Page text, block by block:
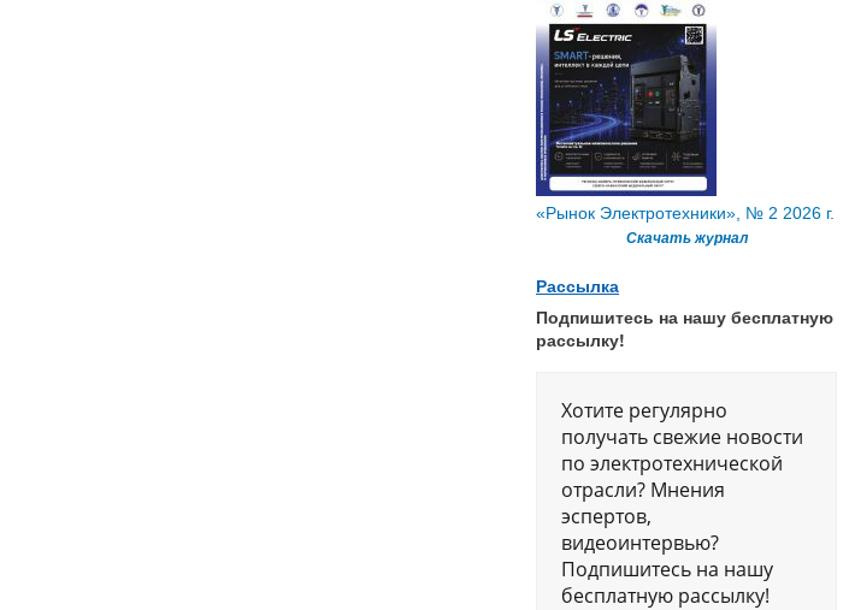
«Рынок Электротехники», № 2 2026 г.
Скачать журнал
Рассылка
Подпишитесь на нашу бесплатную
рассылку!
Хотите регулярно
получать свежие новости
по электротехнической
отрасли? Мнения
эспертов,
видеоинтервью?
Подпишитесь на нашу
бесплатную рассылку!